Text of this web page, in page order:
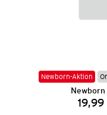
Newborn-Aktion
19,99